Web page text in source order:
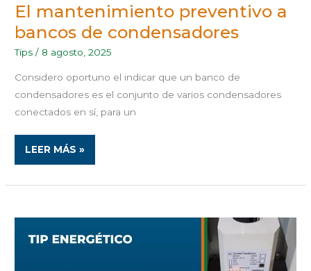
El mantenimiento preventivo a
bancos de condensadores
Tips / 8 agosto, 2025
Considero oportuno el indicar que un banco de
condensadores es el conjunto de varios condensadores
conectados en sí, para un
LEER MÁS »
DIAGNÓSTICO
A
TRANSFORMADORES